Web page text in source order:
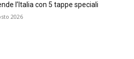
l’Italia con 5 tappe speciali
2026